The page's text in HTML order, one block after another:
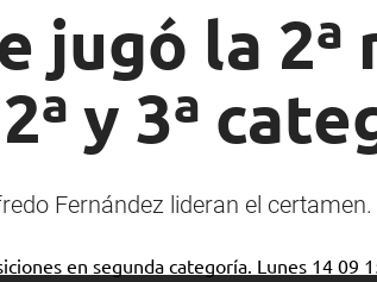
jugó la 2ª
y 3ª
Fernández lideran el certamen.